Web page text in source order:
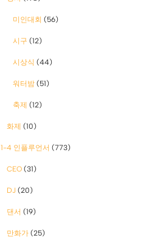
미인대회 (56)
시구 (12)
시상식 (44)
워터밤 (51)
축제 (12)
화제 (10)
1-4 인플루언서 (773)
CEO (31)
DJ (20)
댄서 (19)
만화가 (25)